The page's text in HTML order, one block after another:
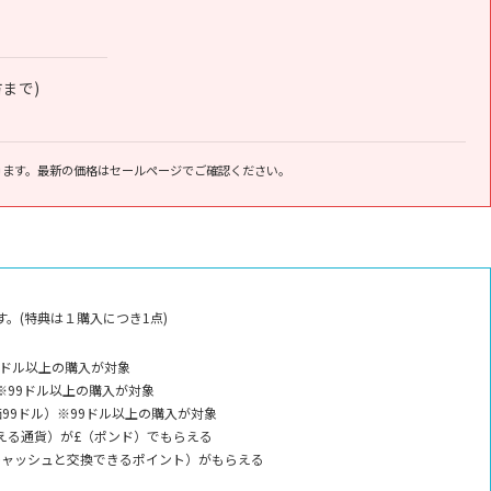
で)
。最新の価格はセールページでご確認ください。
。(特典は１購入につき1点)
ル以上の購入が対象
ドル以上の購入が対象
99ドル）※99ドル以上の購入が対象
通貨）が£（ポンド）でもらえる
ッシュと交換できるポイント）がもらえる